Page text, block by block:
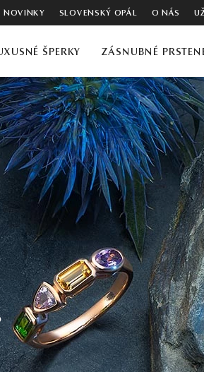
NOVINKY SLOVENSKÝ OPÁL O NÁS
ŠPERKY ZÁSNUBNÉ